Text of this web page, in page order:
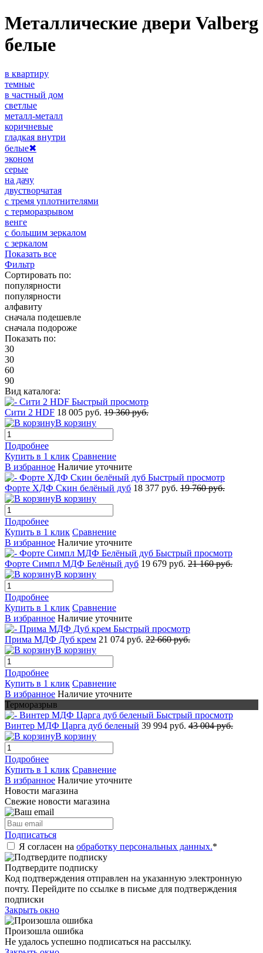
Металлические двери Valberg
белые
в квартиру
темные
в частный дом
светлые
металл-металл
коричневые
гладкая внутри
белые✖
эконом
серые
на дачу
двустворчатая
с тремя уплотнителями
с терморазрывом
венге
с большим зеркалом
с зеркалом
Показать все
Фильтр
Сортировать по:
популярности
популярности
алфавиту
сначала подешевле
сначала подороже
Показать по:
30
30
60
90
Вид каталога:
Быстрый просмотр
Сити 2 HDF 18 005 руб. 19 360 руб.
В корзину
Подробнее
Купить в 1 клик Сравнение
В избранное Наличие уточните
Быстрый просмотр
Форте ХДФ Скин белёный дуб 18 377 руб. 19 760 руб.
В корзину
Подробнее
Купить в 1 клик Сравнение
В избранное Наличие уточните
Быстрый просмотр
Форте Симпл МДФ Белёный дуб 19 679 руб. 21 160 руб.
В корзину
Подробнее
Купить в 1 клик Сравнение
В избранное Наличие уточните
Быстрый просмотр
Прима МДФ Дуб крем 21 074 руб. 22 660 руб.
В корзину
Подробнее
Купить в 1 клик Сравнение
В избранное Наличие уточните
Терморазрыв
Быстрый просмотр
Винтер МДФ Царга дуб беленый 39 994 руб. 43 004 руб.
В корзину
Подробнее
Купить в 1 клик Сравнение
В избранное Наличие уточните
Новости магазина
Свежие новости магазина
Подписаться
Я согласен на обработку персональных данных.*
Подтвердите подписку
Код подтверждения отправлен на указанную электронную
почту. Перейдите по ссылке в письме для подтверждения
подписки
Закрыть окно
Произошла ошибка
Не удалось успешно подписаться на рассылку.